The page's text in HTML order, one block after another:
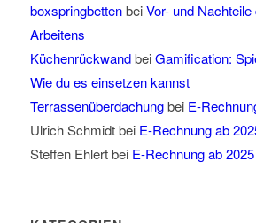
boxspringbettenbeiVor- und
Arbeitens
KüchenrückwandbeiGamification:
Wie du es einsetzen kannst
Terrassenüberdachungbei E-
Ulrich Schmidtbei E-Rechnung ab
Steffen Ehlertbei E-Rechnung ab 2025